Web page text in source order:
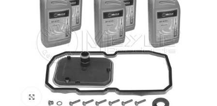
Klik voor vergroting